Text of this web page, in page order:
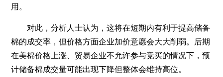
用。
对此，分析人士认为，这将在短期内有利于提高储备
棉的成交率，但价格方面企业加价意愿会大大削弱。后期
在美棉价格上涨、贸易企业不允许参与竞买的情况下，预
计储备棉成交量可能出现下降但整体会维持高位。